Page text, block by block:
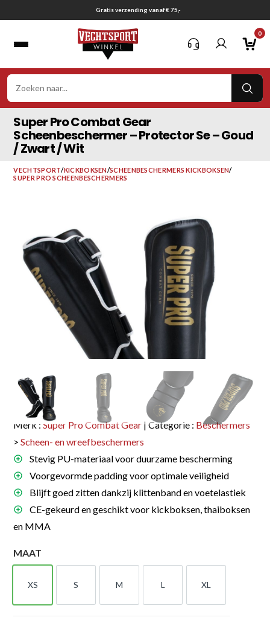
naar
Gratis verzending vanaf € 75,-
0
Super Pro Combat Gear
Scheenbeschermer – Protector Se – Goud
/ Zwart / Wit
VECHTSPORT/KICKBOKSEN/SCHEENBESCHERMERS KICKBOKSEN/
SUPER PRO SCHEENBESCHERMERS
Merk : Super Pro Combat Gear | Categorie : Beschermers
>Scheen- en wreefbeschermers
Stevig PU-materiaal voor duurzame bescherming
Voorgevormde padding voor optimale veiligheid
Blijft goed zitten dankzij klittenband en voetelastiek
CE-gekeurd en geschikt voor kickboksen, thaiboksen
en MMA
MAAT
XS S M L XL